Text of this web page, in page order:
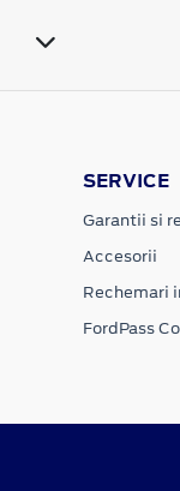
SERVICE
Garantii si
Accesorii
Rechemari
FordPass